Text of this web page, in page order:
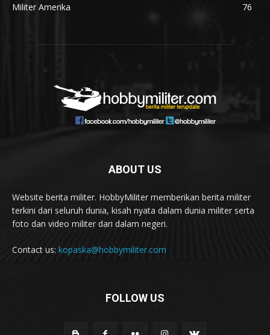
Militer Amerika
76
ABOUT US
Website berita militer. HobbyMiliter memberikan berita militer
terkini dari seluruh dunia, kisah nyata dalam dunia militer serta
foto dan video militer dari dalam negeri.
Contact us: kopaska@hobbymiliter.com
FOLLOW US